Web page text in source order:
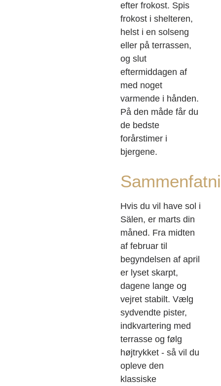
efter frokost. Spis
frokost i shelteren,
helst i en solseng
eller på terrassen,
og slut
eftermiddagen af
med noget
varmende i hånden.
På den måde får du
de bedste
forårstimer i
bjergene.
Hvis du vil have sol i
Sälen, er marts din
måned. Fra midten
af februar til
begyndelsen af april
er lyset skarpt,
dagene lange og
vejret stabilt. Vælg
sydvendte pister,
indkvartering med
terrasse og følg
højtrykket - så vil du
opleve den
klassiske